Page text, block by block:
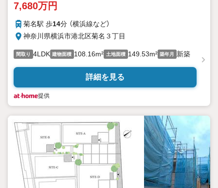
7,680万円
菊名駅 歩14分 （横浜線など）
神奈川県横浜市港北区菊名３丁目
間取り 4LDK 建物面積 108.16m² 土地面積 149.53m² 築年月 新築
詳細を見る
提供